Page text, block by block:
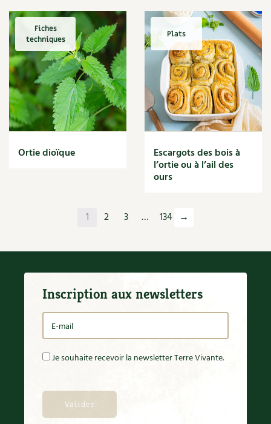
Nourriture
Nuisibles
Numérique
Nutriments
Observation
Œuf
Oignon
Oiseaux
Olivier
Optimiser l'espace
Paille
Panais
Parasite
Partenariat
Participatif
Patate douce
Pelouse
Fiches
techniques
Ortie dioïque
Plats
Escargots des bois à
l’ortie ou à l’ail des
ours
1 2 3 … 134 →
Inscription aux newsletters
Je souhaite recevoir la newsletter Terre Vivante.